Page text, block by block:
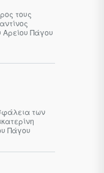
τους
Πάγου
των
Πάγου